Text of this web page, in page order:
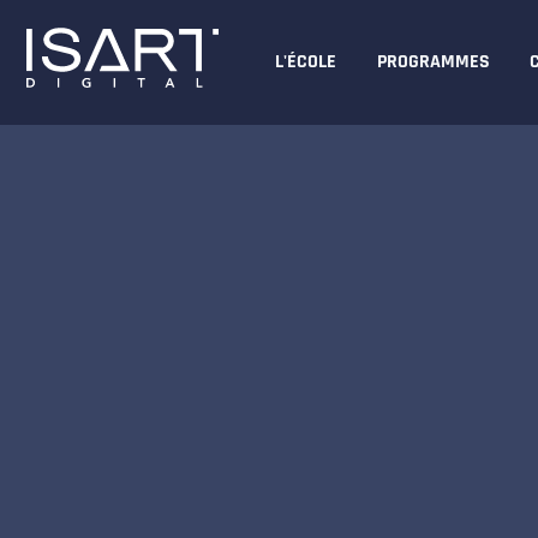
L'ÉCOLE PROGRAMMES